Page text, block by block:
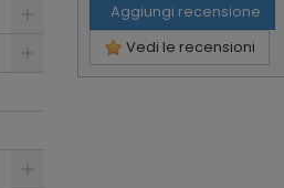
Aggiungi recensione
Vedi le recensioni